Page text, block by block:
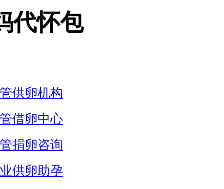
代怀包
供卵机构
借卵中心
捐卵咨询
供卵助孕